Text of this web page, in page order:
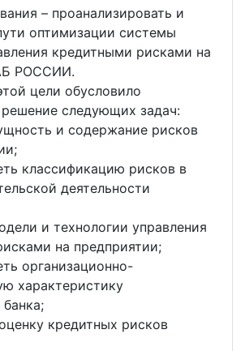
– проанализировать и
оптимизации системы
кредитными рисками на
РОССИИ.
цели обусловило
решение следующих задач:
и содержание рисков
классификацию рисков в
деятельности
и технологии управления
на предприятии;
организационно-
характеристику
кредитных рисков